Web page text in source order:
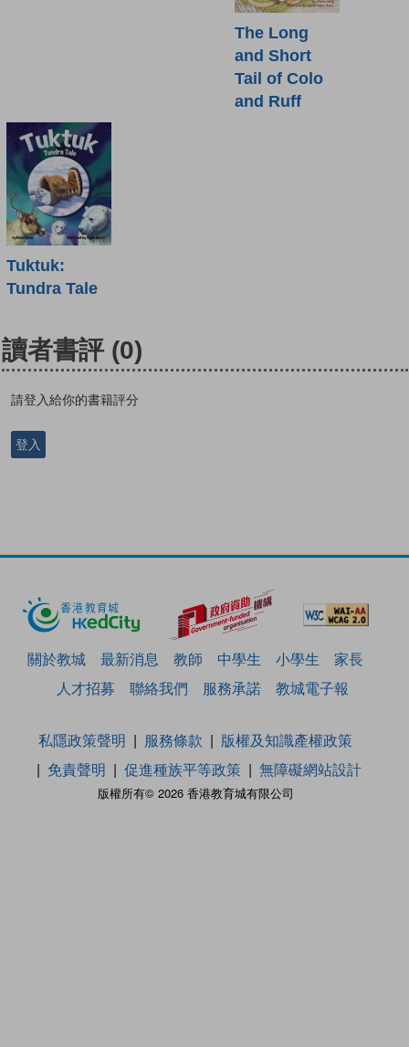
The Long
and Short
Tail of Colo
and Ruff
Tuktuk:
Tundra Tale
讀者書評 (0)
請登入給你的書籍評分
登入
關於教城 最新消息 教師 中學生 小學生
家長
人才招募
聯絡我們 服務承諾 教城電子報
版權所有© 2026 香港教育城有限公司
私隱政策聲明 服務條款
版權及知識產權政策
免責聲明
促進種族平等政策 無障礙網站設計